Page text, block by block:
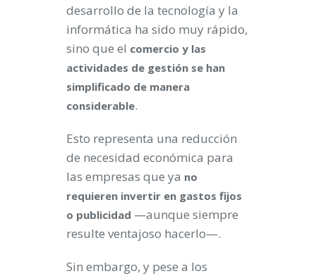
desarrollo de la tecnología y la
informática ha sido muy rápido,
sino que el comercio y las
actividades de gestión se han
simplificado de manera
considerable.
Esto representa una reducción
de necesidad económica para
las empresas que ya no
requieren invertir en gastos fijos
o publicidad —aunque siempre
resulte ventajoso hacerlo—.
Sin embargo, y pese a los